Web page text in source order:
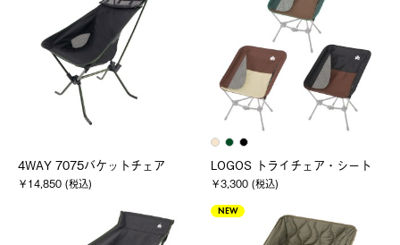
4WAY 7075バケットチェア
￥14,850 (税込)
LOGOS トライチェア・シート
￥3,300 (税込)
NEW